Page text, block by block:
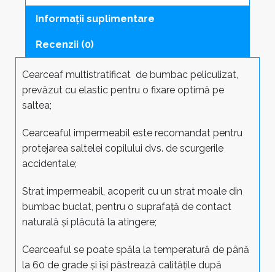
Informații suplimentare
Recenzii (0)
Cearceaf multistratificat de bumbac peliculizat,
prevăzut cu elastic pentru o fixare optimă pe
saltea;
Cearceaful impermeabil este recomandat pentru
protejarea saltelei copilului dvs. de scurgerile
accidentale;
Strat impermeabil, acoperit cu un strat moale din
bumbac buclat, pentru o suprafață de contact
naturală și plăcută la atingere;
Cearceaful se poate spăla la temperatură de până
la 60 de grade și își păstrează calitățile după